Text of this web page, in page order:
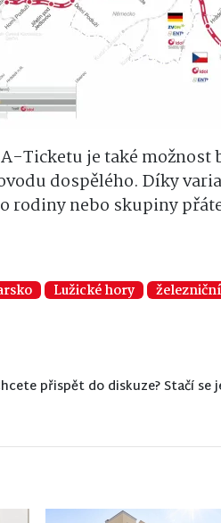
Ticketu je také možnost
dospělého. Díky
rodiny nebo skupiny
Lužické hory
přispět do diskuze? Stačí se